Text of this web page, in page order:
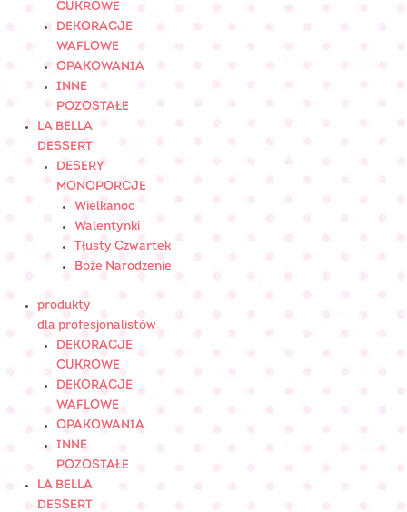
CUKROWE
DEKORACJE
WAFLOWE
OPAKOWANIA
INNE
POZOSTAŁE
LA BELLA
DESSERT
DESERY
MONOPORCJE
Wielkanoc
Walentynki
Tłusty Czwartek
Boże Narodzenie
produkty
dla profesjonalistów
DEKORACJE
CUKROWE
DEKORACJE
WAFLOWE
OPAKOWANIA
INNE
POZOSTAŁE
LA BELLA
DESSERT